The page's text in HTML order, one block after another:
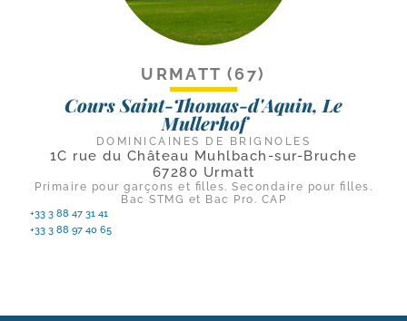
URMATT (67)
Cours Saint-Thomas-d'Aquin, Le
Mullerhof
DOMINICAINES DE BRIGNOLES
1C rue du Château Muhlbach-sur-Bruche
67280 Urmatt
Primaire pour garçons et filles. Secondaire pour filles.
Bac STMG et Bac Pro. CAP
+33 3 88 47 31 41
+33 3 88 97 40 65